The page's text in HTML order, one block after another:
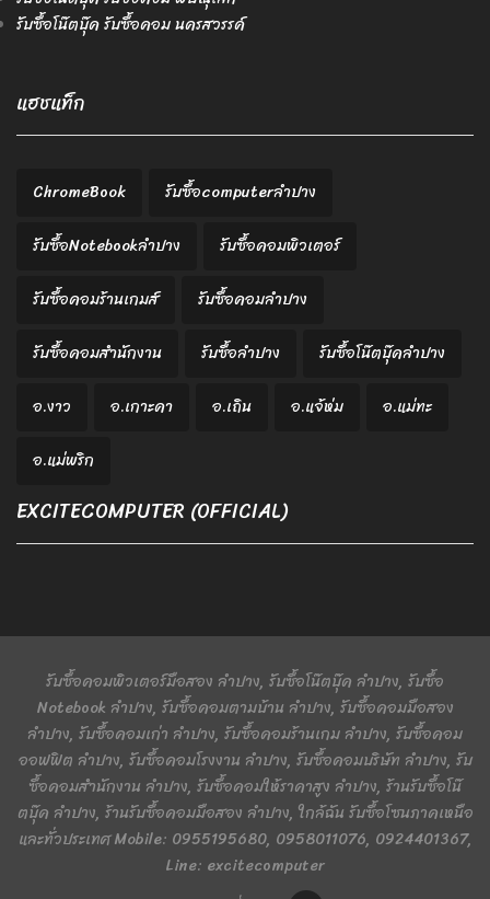
รับซื้อโน๊ตบุ๊ค รับซื้อคอม นครสวรรค์
แฮชแท็ก
ChromeBook
รับซื้อcomputerลำปาง
รับซื้อNotebookลำปาง
รับซื้อคอมพิวเตอร์
รับซื้อคอมร้านเกมส์
รับซื้อคอมลำปาง
รับซื้อคอมสำนักงาน
รับซื้อลำปาง
รับซื้อโน๊ตบุ๊คลำปาง
อ.งาว
อ.เกาะคา อ.เถิน อ.แจ้ห่ม
อ.แม่ทะ
อ.แม่พริก
EXCITECOMPUTER (OFFICIAL)
รับซื้อคอมพิวเตอร์มือสอง ลำปาง, รับซื้อโน๊ตบุ๊ค ลำปาง, รับซื้อ
Notebook ลำปาง, รับซื้อคอมตามบ้าน ลำปาง, รับซื้อคอมมือสอง
ลำปาง, รับซื้อคอมเก่า ลำปาง, รับซื้อคอมร้านเกม ลำปาง, รับซื้อคอม
ออฟฟิต ลำปาง, รับซื้อคอมโรงงาน ลำปาง, รับซื้อคอมบริษัท ลำปาง, รับ
ซื้อคอมสำนักงาน ลำปาง, รับซื้อคอมให้ราคาสูง ลำปาง, ร้านรับซื้อโน๊
ตบุ๊ค ลำปาง, ร้านรับซื้อคอมมือสอง ลำปาง, ใกล้ฉัน รับซื้อโซนภาคเหนือ
และทั่วประเทศ Mobile: 0955195680, 0958011076, 0924401367,
Line: excitecomputer